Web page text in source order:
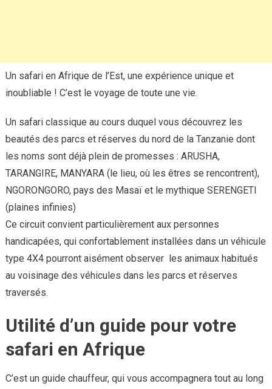
Un safari en Afrique de l’Est, une expérience unique et
inoubliable ! C’est le voyage de toute une vie.
Un safari classique au cours duquel vous découvrez les
beautés des parcs et réserves du nord de la Tanzanie dont
les noms sont déjà plein de promesses : ARUSHA,
TARANGIRE, MANYARA (le lieu, où les êtres se rencontrent),
NGORONGORO, pays des Masaï et le mythique SERENGETI
(plaines infinies)
Ce circuit convient particulièrement aux personnes
handicapées, qui confortablement installées dans un véhicule
type 4X4 pourront aisément observer les animaux habitués
au voisinage des véhicules dans les parcs et réserves
traversés.
Utilité d’un guide pour votre
safari en Afrique
C’est un guide chauffeur, qui vous accompagnera tout au long